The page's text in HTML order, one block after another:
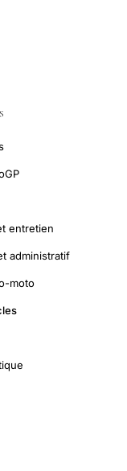
entretien
administratif
moto